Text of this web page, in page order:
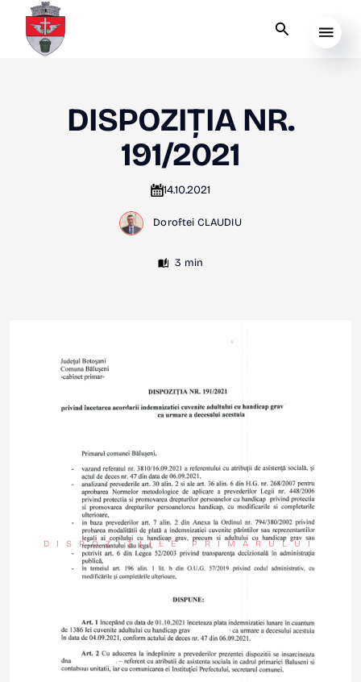
DISPOZIȚIA NR.
191/2021
14.10.2021
Doroftei CLAUDIU
3 min
DISPOZIȚIILE PRIMARULUI